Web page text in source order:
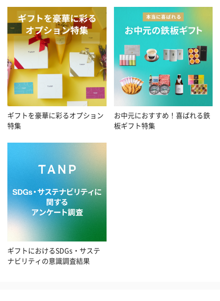
ギフトを豪華に彩るオプション
特集
お中元におすすめ！喜ばれる鉄
板ギフト特集
ギフトにおけるSDGs・サステ
ナビリティの意識調査結果